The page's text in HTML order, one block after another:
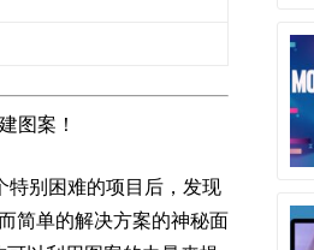
图案！
别困难的项目后，发现
简单的解决方案的神秘面